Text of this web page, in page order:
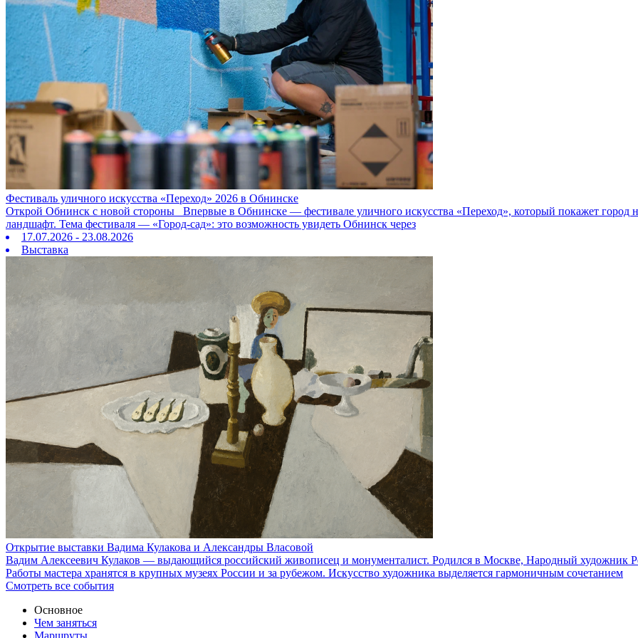
Фестиваль уличного искусства «Переход» 2026 в Обнинске
Открой Обнинск с новой стороны Впервые в Обнинске — фестивале уличного искусства «Переход», который покажет город
ландшафт. Тема фестиваля — «Город‑сад»: это возможность увидеть Обнинск через
17.07.2026 - 23.08.2026
Выставка
Открытие выставки Вадима Кулакова и Александры Власовой
Вадим Алексеевич Кулаков — выдающийся российский живописец и монументалист. Родился в Москве, Народный художник
Работы мастера хранятся в крупных музеях России и за рубежом. Искусство художника выделяется гармоничным сочетанием
Смотреть все события
Основное
Чем заняться
Маршруты